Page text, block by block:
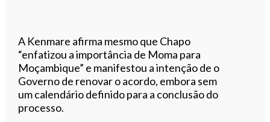
A Kenmare afirma mesmo que Chapo
“enfatizou a importância de Moma para
Moçambique” e manifestou a intenção de o
Governo de renovar o acordo, embora sem
um calendário definido para a conclusão do
processo.